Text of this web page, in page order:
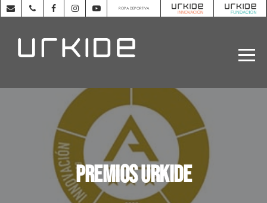
ROPA DEPORTIVA
Premios URKIDE